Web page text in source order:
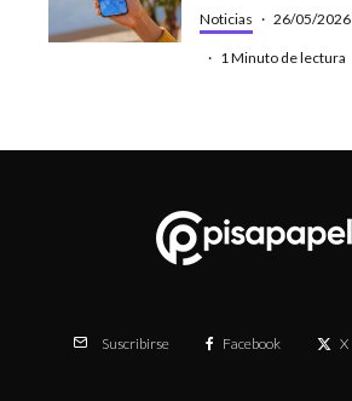
Noticias · 26/05/2026
· 1 Minuto de lectura
Suscribirse Facebook X